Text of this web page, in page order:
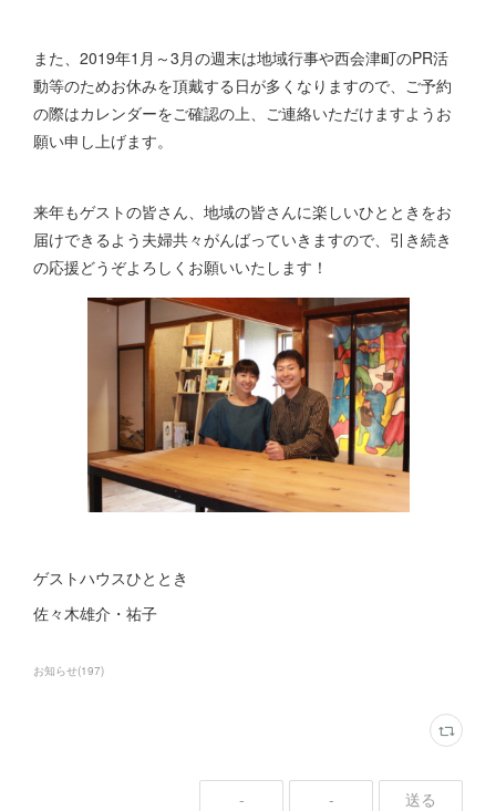
また、2019年1月～3月の週末は地域行事や西会津町のPR活
動等のためお休みを頂戴する日が多くなりますので、ご予約
の際はカレンダーをご確認の上、ご連絡いただけますようお
願い申し上げます。
来年もゲストの皆さん、地域の皆さんに楽しいひとときをお
届けできるよう夫婦共々がんばっていきますので、引き続き
の応援どうぞよろしくお願いいたします！
ゲストハウスひととき
佐々木雄介・祐子
お知らせ(197)
- - 送る